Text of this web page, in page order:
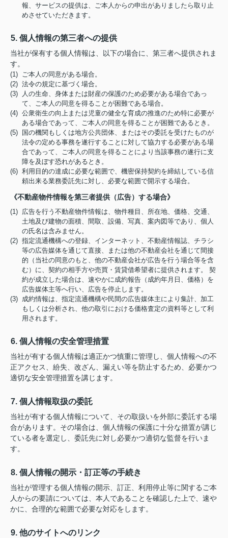
報、サービスの提供は、ご本人からの申出がありましたら取り止
めさせていただきます。
5. 個人情報の第三者への提供
当社が保有する個人情報は、以下の場合に、第三者へ提供されま
す。
(1) ご本人の同意がある場合。
(2) 法令の規定に基づく場合。
(3) 人の生命、身体または財産の保護のため必要がある場合であっ
て、ご本人の同意を得ることが困難である場合。
(4) 公衆衛生の向上または児童の健全な育成の推進のため特に必要が
ある場合であって、ご本人の同意を得ることが困難であるとき。
(5) 国の機関もしくは地方公共団体、またはその委託を受けたものが
法令の定める事務を遂行することに対して協力する必要がある場
合であって、ご本人の同意を得ることにより当該事務の遂行に支
障を及ぼす恐れがあるとき。
(6) 利用目的の達成に必要な範囲で、機密保持契約を締結している信
頼出来る業務委託先に対し、必要な範囲で開示する場合。
《不動産物件情報を第三者提供（広告）する場合》
(1) 広告を行う不動産物件情報は、物件種目、所在地、価格、交通、
土地及び建物の面積、間取、設備、写真、案内図等であり、個人
の氏名は含みません。
(2) 指定流通機構への登録、インターネット、不動産情報誌、チラシ
等の広告媒体を通じて直接、または他の不動産会社を通じて間接
的（当社の同意のもと、他の不動産会社が広告を行う場合等を含
む）に、契約の相手方や売買・賃貸借希望者に提供されます。 契
約が成立した場合は、速やかに成約報告（成約年月日、価格）を
広告媒体主等へ行い、広告を停止します。
(3) 成約情報は、指定流通機構や民間の広告媒体主により集計、加工
もしくは分析され、他の取引における価格査定の資料等として利
用されます。
6. 個人情報の安全管理措置
当社が有する個人情報は適正かつ慎重に管理し、個人情報への不
正アクセス、紛失、改ざん、漏えい等を防止するため、必要かつ
適切な安全管理措置を講じます。
7. 個人情報取扱の委託
当社が有する個人情報について、その取扱いを外部に委託する場
合があります。その場合は、個人情報の保護に十分な措置が講じ
ている者を選定し、委託先に対し必要かつ適切な監督を行いま
す。
8. 個人情報の開示・訂正等の手続き
当社が管理する個人情報の開示、訂正、利用停止等に関するご本
人からの要請については、本人であることを確認した上で、速や
かに、合理的な範囲で必要な対応をします。
9. 他のサイトへのリンク